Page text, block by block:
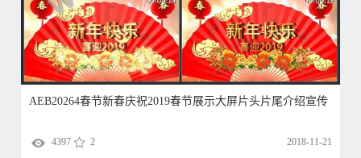
AEB20264春节新春庆祝2019春节展示大屏片头片尾介绍宣传
4397 2 2018-11-21